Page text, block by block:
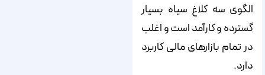
الگوی سه کلاغ سیاه بسیار
گسترده و کارآمد است و اغلب
در تمام بازارهای مالی کاربرد
دارد.